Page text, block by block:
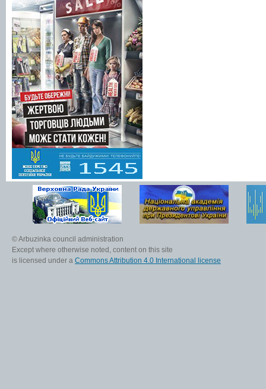
© Arbuzinka council administration
Except where otherwise noted, content on this site
is licensed under a Commons Attribution 4.0 International license